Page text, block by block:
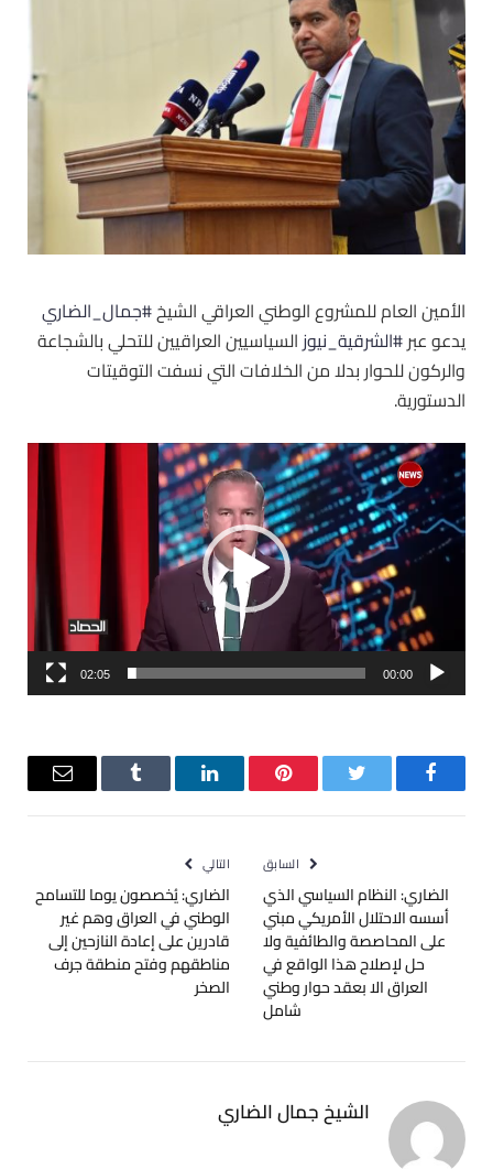
الأمين العام للمشروع الوطني العراقي الشيخ ‫#جمال_الضاري
يدعو عبر#الشرقية_نيوزالسياسيين العراقيين للتحلي بالشجاعة
والركون للحوار بدلا من الخلافات التي نسفت التوقيتات
الدستورية.
مشغل
الفيديو
00:00
02:05
فيسبوك تويتر بينتيريستلينكدإن Tumblr
البريد
السابق
الضاري: النظام السياسي الذي
أسسه الاحتلال الأمريكي مبني
على المحاصصة والطائفية ولا
حل لإصلاح هذا الواقع في
العراق الا بعقد حوار وطني
شامل
التالي
الضاري: يُخصصون يوما للتسامح
الوطني في العراق وهم غير
قادرين على إعادة ‫النازحين إلى
مناطقهم وفتح منطقة جرف
الصخر
الشيخ جمال الضاري